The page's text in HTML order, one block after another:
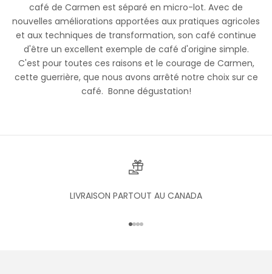
café de Carmen est séparé en micro-lot. Avec de
nouvelles améliorations apportées aux pratiques agricoles
et aux techniques de transformation, son café continue
d'être un excellent exemple de café d'origine simple.
C'est pour toutes ces raisons et le courage de Carmen,
cette guerrière, que nous avons arrêté notre choix sur ce
café. Bonne dégustation!
LIVRAISON PARTOUT AU CANADA
Aller à l'élément 1
Aller à l'élément 2
Aller à l'élément 3
Aller à l'élément 4